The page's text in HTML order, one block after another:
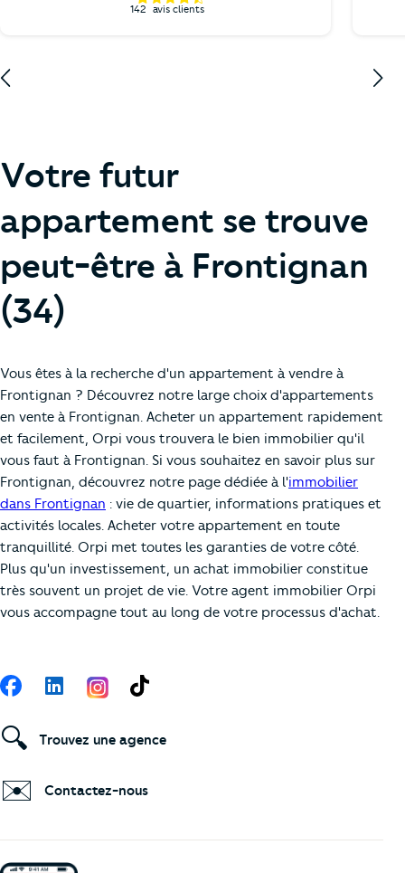
142 avis clients
Votre futur
appartement se trouve
peut-être à Frontignan
(34)
Vous êtes à la recherche d'un appartement à vendre à
Frontignan ? Découvrez notre large choix d'appartements
en vente à Frontignan. Acheter un appartement rapidement
et facilement, Orpi vous trouvera le bien immobilier qu'il
vous faut à Frontignan. Si vous souhaitez en savoir plus sur
Frontignan, découvrez notre page dédiée à l'immobilier
dans Frontignan : vie de quartier, informations pratiques et
activités locales. Acheter votre appartement en toute
tranquillité. Orpi met toutes les garanties de votre côté.
Plus qu'un investissement, un achat immobilier constitue
très souvent un projet de vie. Votre agent immobilier Orpi
vous accompagne tout au long de votre processus d'achat.
Suivez-nous
FacebookLinkedIn TikTok
🔍 Trouvez une agence
✉️ Contactez-nous